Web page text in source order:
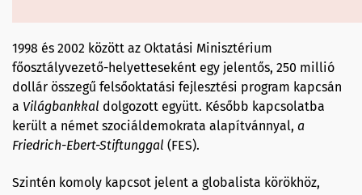
1998 és 2002 között az Oktatási Minisztérium
főosztályvezető-helyetteseként egy jelentős, 250 millió
dollár összegű felsőoktatási fejlesztési program kapcsán
a Világbankkal dolgozott együtt. Később kapcsolatba
került a német szociáldemokrata alapítvánnyal, a
Friedrich-Ebert-Stiftunggal (FES).
Szintén komoly kapcsot jelent a globalista körökhöz,